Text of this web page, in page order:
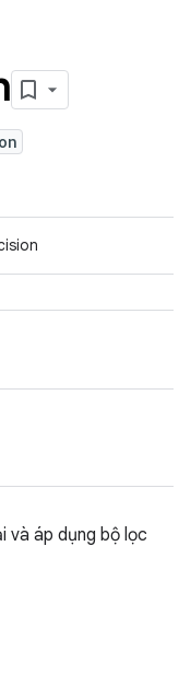
và áp dụng bộ lọc